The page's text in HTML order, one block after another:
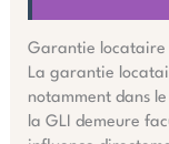
Garantie locataire
La garantie
notamment dans
la GLI demeure